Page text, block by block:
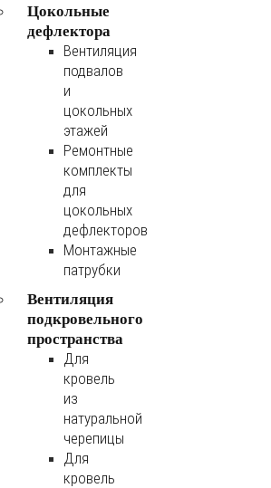
Цокольные
дефлектора
Вентиляция
подвалов
и
цокольных
этажей
Ремонтные
комплекты
для
цокольных
дефлекторов
Монтажные
патрубки
Вентиляция
подкровельного
пространства
Для
кровель
из
натуральной
черепицы
Для
кровель